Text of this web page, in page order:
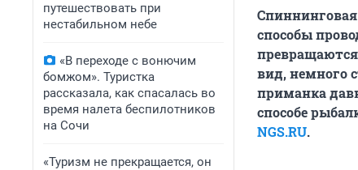
путешествовать при
нестабильном небе
«В переходе с вонючим
бомжом». Туристка
рассказала, как спасалась во
время налета беспилотников
на Сочи
«Туризм не прекращается, он
способы
вид, немного
приманка
способе
NGS.RU.